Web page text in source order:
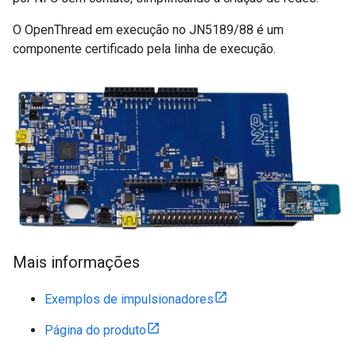
O OpenThread em execução no JN5189/88 é um
componente certificado pela linha de execução.
Mais informações
Exemplos de impulsionadores
Página do produto